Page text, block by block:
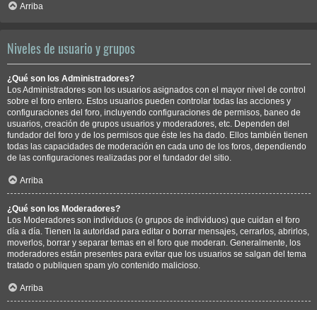
Arriba
Niveles de usuario y grupos
¿Qué son los Administradores?
Los Administradores son los usuarios asignados con el mayor nivel de control
sobre el foro entero. Estos usuarios pueden controlar todas las acciones y
configuraciones del foro, incluyendo configuraciones de permisos, baneo de
usuarios, creación de grupos usuarios y moderadores, etc. Dependen del
fundador del foro y de los permisos que éste les ha dado. Ellos también tienen
todas las capacidades de moderación en cada uno de los foros, dependiendo
de las configuraciones realizadas por el fundador del sitio.
Arriba
¿Qué son los Moderadores?
Los Moderadores son individuos (o grupos de individuos) que cuidan el foro
día a día. Tienen la autoridad para editar o borrar mensajes, cerrarlos, abrirlos,
moverlos, borrar y separar temas en el foro que moderan. Generalmente, los
moderadores están presentes para evitar que los usuarios se salgan del tema
tratado o publiquen spam y/o contenido malicioso.
Arriba